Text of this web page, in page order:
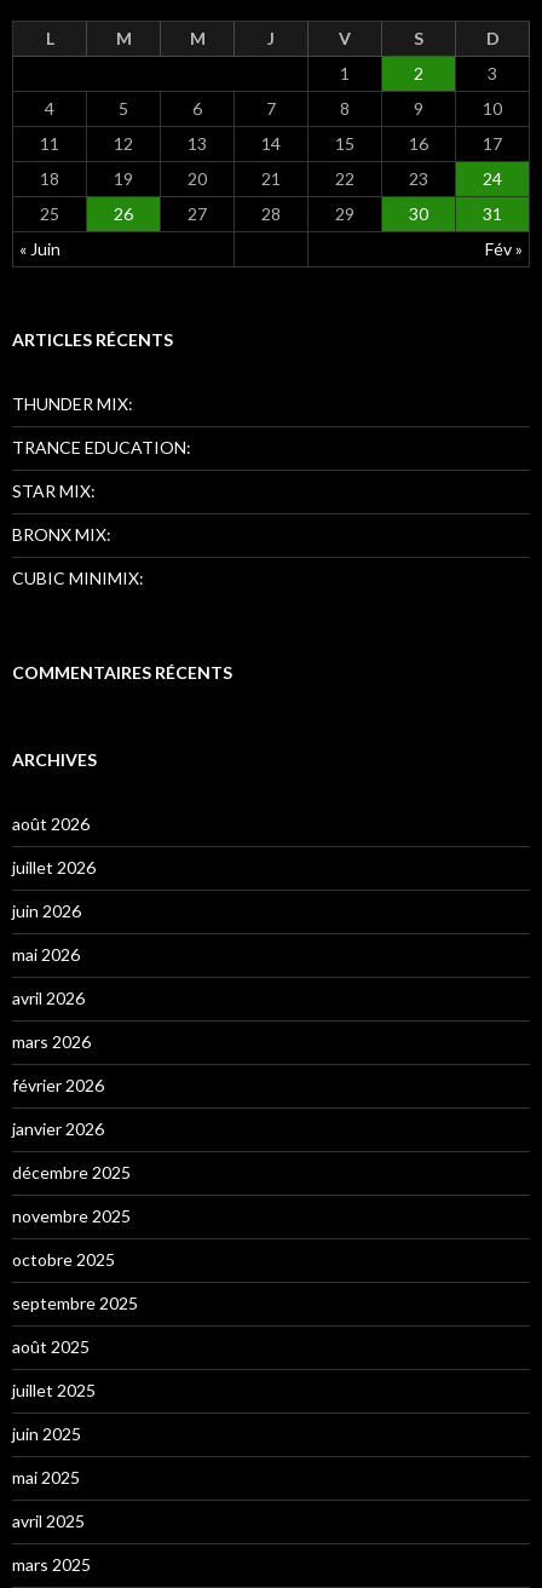
L M M J V S D
« Juin Fév »
1 2
3
4
5 6 7 8 9
10
11
12 13 14 15 16
17
18
19 20 21 22 23
24
25
26 27 28 29 30 31
ARTICLES RÉCENTS
THUNDER MIX:
TRANCE EDUCATION:
STAR MIX:
BRONX MIX:
CUBIC MINIMIX:
COMMENTAIRES RÉCENTS
ARCHIVES
août 2026
juillet 2026
juin 2026
mai 2026
avril 2026
mars 2026
février 2026
janvier 2026
décembre 2025
novembre 2025
octobre 2025
septembre 2025
août 2025
juillet 2025
juin 2025
mai 2025
avril 2025
mars 2025